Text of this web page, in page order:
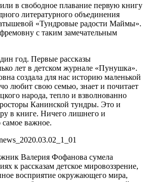
в свободное плавание первую книгу
литературного объединения
«Тундровые радости Маймы».
с таким замечательным
год. Первые рассказы
лет в детском журнале «Пунушка».
создала для нас историю маленькой
любит свою семью, знает и почитает
народа, тепло и взволнованно
Канинской тундры. Это и
в книге. Ничего лишнего и
самое важное.
Валерия Фофанова сумела
к рассказам детское мировоззрение,
восприятие окружающего мира,